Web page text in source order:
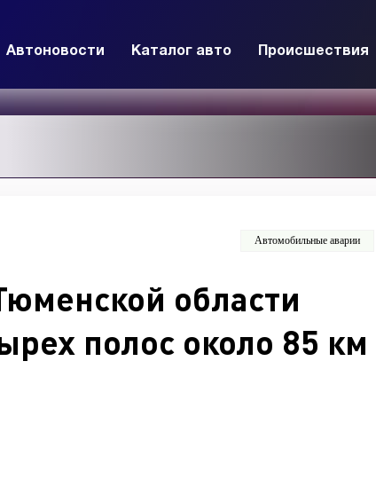
Автоновости Каталог авто Происшествия
Автомобильные аварии
области
полос около 85 км